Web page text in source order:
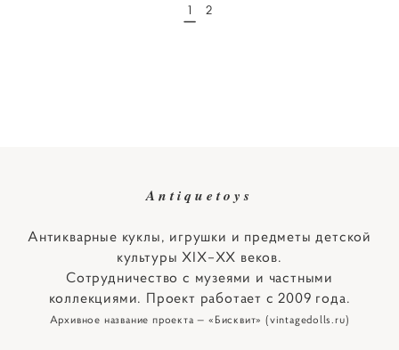
1 2
Antiquetoys
Антикварные куклы, игрушки и предметы детской
культуры XIX–XX веков.
Сотрудничество с музеями и частными
коллекциями. Проект работает с 2009 года.
Архивное название проекта — «Бисквит» (vintagedolls.ru)